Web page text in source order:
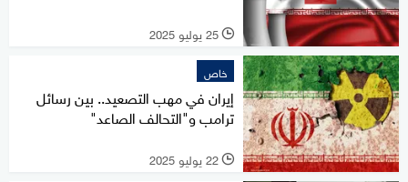
l 25 يوليو 2025
خاص
إيران في مهب التصعيد.. بين رسائل
ترامب و"التحالف الصاعد"
l 22 يوليو 2025